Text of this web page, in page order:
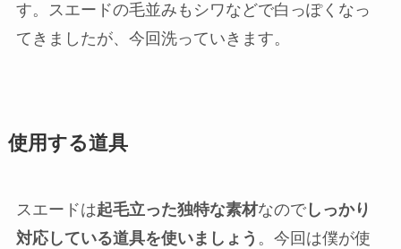
す。スエードの毛並みもシワなどで白っぽくなっ
てきましたが、今回洗っていきます。
使用する道具
スエードは起毛立った独特な素材なのでしっかり
対応している道具を使いましょう 。今回は僕が使